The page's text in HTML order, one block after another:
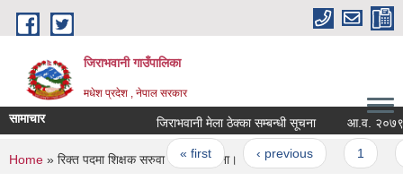
Skip to main content
जिराभवानी गाउँपालिका
मधेश प्रदेश , नेपाल सरकार
सामाचार जिराभवानी मेला ठेक्का सम्बन्धी सूचना आ.व. २०७९/
Pages
« first ‹ previous
You are here
Home » रिक्त पदमा शिक्षक सरुवा सम्बन्धी सूचना।